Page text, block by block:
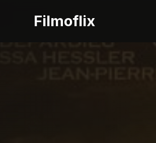
Filmoflix